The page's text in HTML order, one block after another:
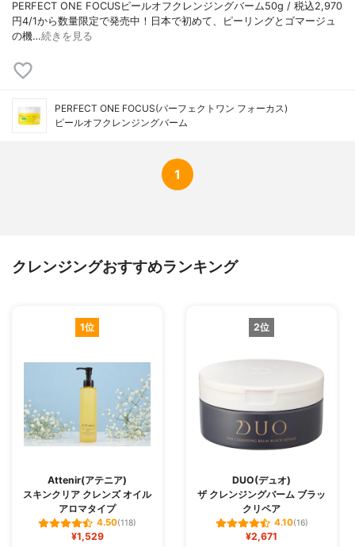
ス、グレープフルーツ果実エキス、サンザ
シエキス、ナツメ果実エキス、リンゴ果実
リル、クオタニウム－１８ヘクトライト、
トリセテス－５リン酸、カオリン、タル
セリル、ラウロイルアスパラギン酸Ｎａ、
ジイソステアリン酸ポリグリセリル－１
０、ジメチルシリル化シリカ、カプリル酸
ル、ＰＶＰ、アルギン酸Ｎａ、ヒドロキシ
PERFECT ONE FOCUSピールオフクレンジングバーム50g / 税込2,970
円4/1から数量限定で発売中！日本で初めて、ピーリングとゴマージュ
の機…続きを見る
PERFECT ONE FOCUS(パーフェクトワン フォーカス)
ピールオフクレンジングバーム
1
クレンジングおすすめランキング
1位
Attenir(アテニア)
スキンクリア クレンズ オイル
アロマタイプ
4.50(118)
¥1,529
2位
DUO(デュオ)
ザ クレンジングバーム ブラッ
クリペア
4.10(16)
¥2,671